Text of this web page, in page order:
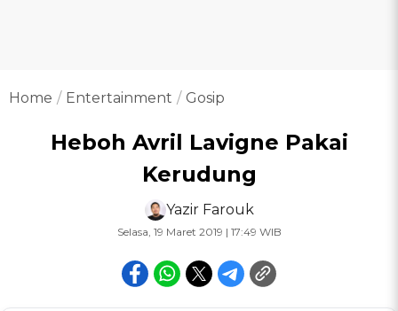
Home Entertainment Gosip
Heboh Avril Lavigne Pakai
Kerudung
Yazir Farouk
Selasa, 19 Maret 2019 | 17:49 WIB